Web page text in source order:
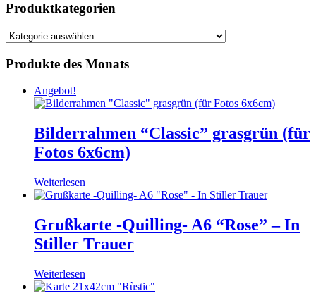
Produktkategorien
Produkte des Monats
Angebot!
Bilderrahmen “Classic” grasgrün (für
Fotos 6x6cm)
Weiterlesen
Grußkarte -Quilling- A6 “Rose” – In
Stiller Trauer
Weiterlesen